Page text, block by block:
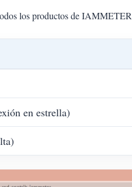
los productos de
en estrella)